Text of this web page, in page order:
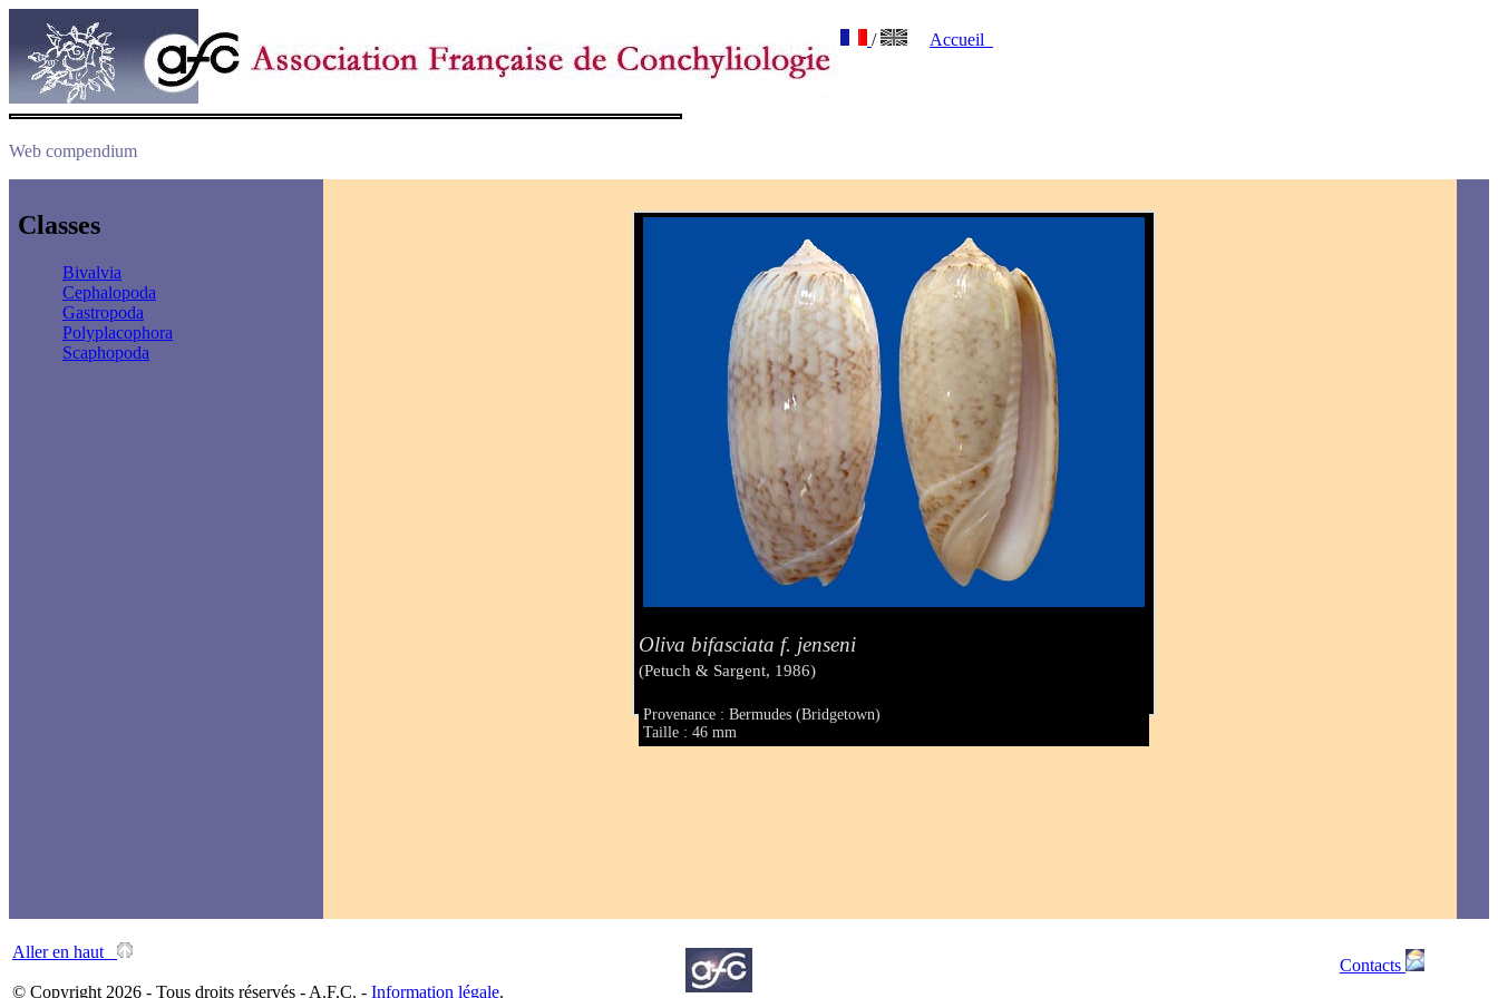
/ Accueil
Web compendium
Classes
Bivalvia
Cephalopoda
Gastropoda
Polyplacophora
Scaphopoda
Oliva bifasciata f. jenseni
(Petuch & Sargent, 1986)
Provenance : Bermudes (Bridgetown)
Taille : 46 mm
Aller en haut
© Copyright 2026 - Tous droits réservés - A.F.C. - Information légale.
Contacts